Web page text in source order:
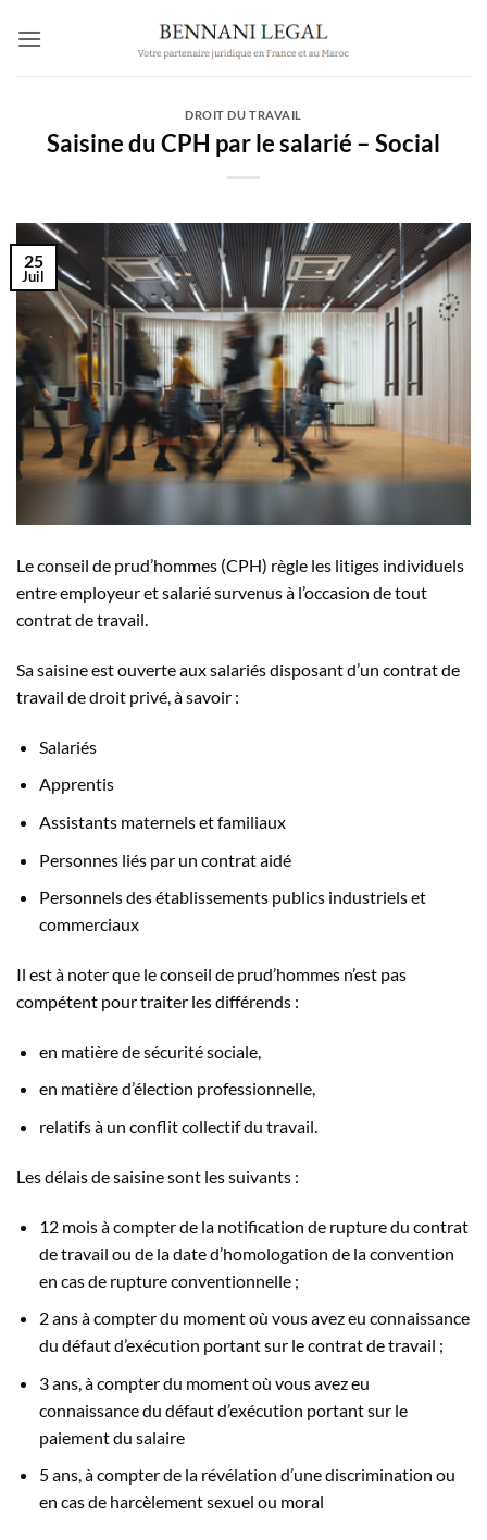
DROIT DU TRAVAIL
Saisine du CPH par le salarié – Social
25
Juil
Le conseil de prud’hommes (CPH) règle les litiges individuels
entre employeur et salarié survenus à l’occasion de tout
contrat de travail.
Sa saisine est ouverte aux salariés disposant d’un contrat de
travail de droit privé, à savoir :
Salariés
Apprentis
Assistants maternels et familiaux
Personnes liés par un contrat aidé
Personnels des établissements publics industriels et
commerciaux
Il est à noter que le conseil de prud’hommes n’est pas
compétent pour traiter les différends :
en matière de sécurité sociale,
en matière d’élection professionnelle,
relatifs à un conflit collectif du travail.
Les délais de saisine sont les suivants :
12 mois à compter de la notification de rupture du contrat
de travail ou de la date d’homologation de la convention
en cas de rupture conventionnelle ;
2 ans à compter du moment où vous avez eu connaissance
du défaut d’exécution portant sur le contrat de travail ;
3 ans, à compter du moment où vous avez eu
connaissance du défaut d’exécution portant sur le
paiement du salaire
5 ans, à compter de la révélation d’une discrimination ou
en cas de harcèlement sexuel ou moral